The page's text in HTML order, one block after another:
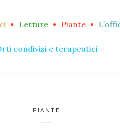
Letture Piante
condivisi e terapeutici
PIANTE